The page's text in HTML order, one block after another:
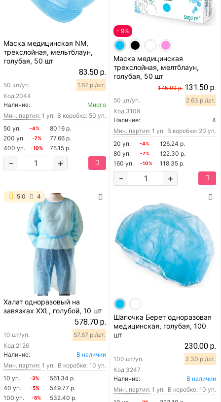
Маска медицинская NM,
трехслойная, мельтблаун,
голубая, 50 шт
83.50 р.
Код 2044
50 шт/уп. 1.67 р./шт.
Наличие:
Много
Мин. партия: 1 уп. В коробке: 50 уп.
50 уп.
-4%
80.16 р.
200 уп.
-7%
77.66 р.
400 уп.
-10% 75.15 р.
+
-
- 9%
Маска медицинская
трехслойная, мелтблаун,
голубая, 50 шт
145.00 р. 131.50 р.
Код 3109
50 шт/уп. 2.63 р./шт.
Наличие:
4
Мин. партия: 1 уп. В коробке: 20 уп.
20 уп.
-4%
126.24 р.
80 уп.
-7%
122.30 р.
160 уп.
-10% 118.35 р.
+
-
5.0 4
Халат одноразовый на
завязках XXL, голубой, 10 шт
578.70 р.
Код 2126
10 шт/уп. 57.87 р./шт.
Наличие:
В наличии
Мин. партия: 1 уп. В коробке: 10 уп.
10 уп.
-3%
561.34 р.
40 уп.
-5%
549.77 р.
100 уп.
-8% 532.40 р.
Шапочка Берет одноразовая
медицинская, голубая, 100
шт
230.00 р.
Код 3247
100 шт/уп. 2.30 р./шт.
Наличие:
В наличии
Мин. партия: 1 уп. В коробке: 10 уп.